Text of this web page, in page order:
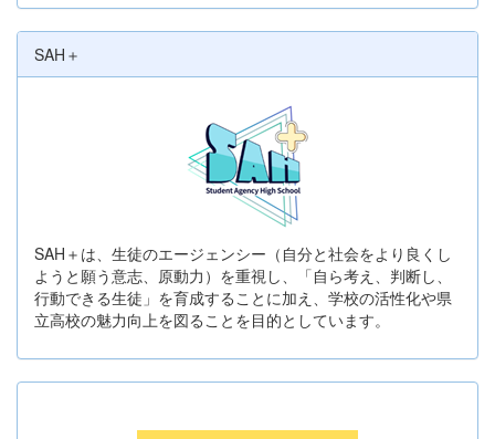
SAH＋
SAH＋は、生徒のエージェンシー（自分と社会をより良くし
ようと願う意志、原動力）を重視し、「自ら考え、判断し、
行動できる生徒」を育成することに加え、学校の活性化や県
立高校の魅力向上を図ることを目的としています。